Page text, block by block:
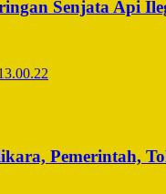
Senjata Api
Pemerintah,